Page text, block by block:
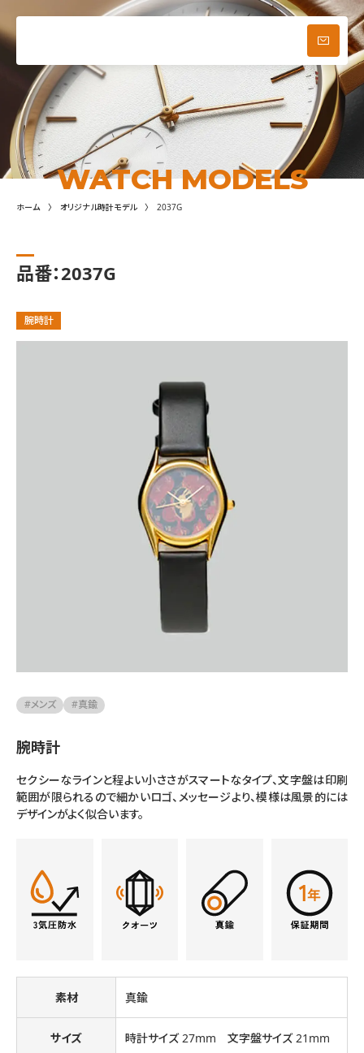
メニュー
お問い合わせ
WATCH MODELS
ホーム オリジナル時計モデル 2037G
品番：2037G
腕時計
#メンズ #真鍮
腕時計
セクシーなラインと程よい小ささがスマートなタイプ、文字盤は印刷
範囲が限られるので細かいロゴ、メッセージより、模様は風景的には
デザインがよく似合います。
素材 真鍮
サイズ 時計サイズ 27mm 文字盤サイズ 21mm